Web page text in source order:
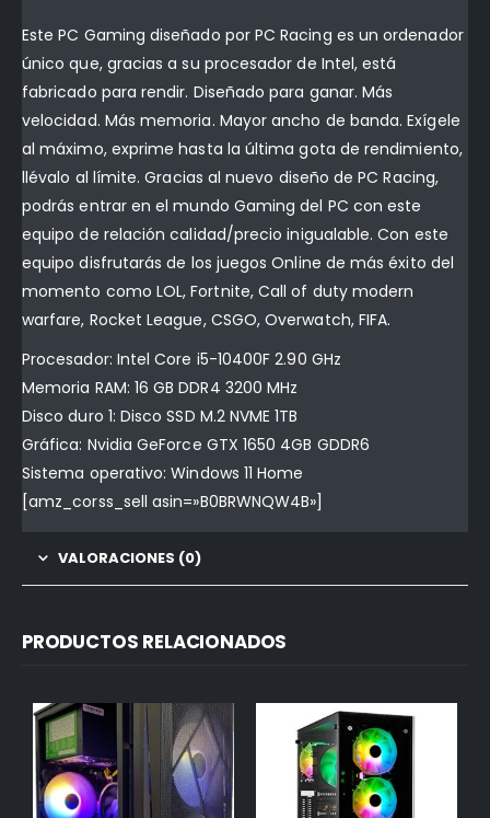
Este PC Gaming diseñado por PC Racing es un ordenador
único que, gracias a su procesador de Intel, está
fabricado para rendir. Diseñado para ganar. Más
velocidad. Más memoria. Mayor ancho de banda. Exígele
al máximo, exprime hasta la última gota de rendimiento,
llévalo al límite. Gracias al nuevo diseño de PC Racing,
podrás entrar en el mundo Gaming del PC con este
equipo de relación calidad/precio inigualable. Con este
equipo disfrutarás de los juegos Online de más éxito del
momento como LOL, Fortnite, Call of duty modern
warfare, Rocket League, CSGO, Overwatch, FIFA.
Procesador: Intel Core i5-10400F 2.90 GHz
Memoria RAM: 16 GB DDR4 3200 MHz
Disco duro 1: Disco SSD M.2 NVME 1TB
Gráfica: Nvidia GeForce GTX 1650 4GB GDDR6
Sistema operativo: Windows 11 Home
[amz_corss_sell asin=»B0BRWNQW4B»]
VALORACIONES (0)
PRODUCTOS RELACIONADOS